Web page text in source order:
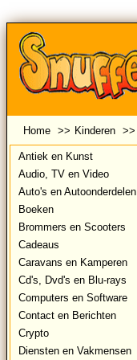
Home >> Kinderen >>
Antiek en Kunst
Audio, TV en Video
Auto's en Autoonderdelen
Boeken
Brommers en Scooters
Cadeaus
Caravans en Kamperen
Cd's, Dvd's en Blu-rays
Computers en Software
Contact en Berichten
Crypto
Diensten en Vakmensen